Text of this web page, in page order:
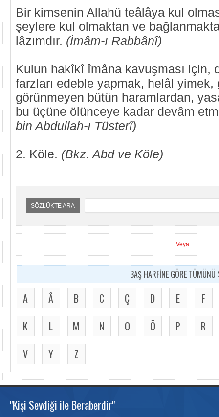
Bir kimsenin Allahü teâlâya kul
şeylere kul olmaktan ve
lâzımdır. (İmâm-ı Rabbânî)
Kulun hakîkî îmâna kavuşması için,
farzları edeble yapmak, helâl yimek,
görünmeyen bütün haramlardan,
bu üçüne ölünceye kadar devâm
bin Abdullah-ı Tüsterî)
2. Köle. (Bkz. Abd ve Köle)
SÖZLÜKTE ARA
Veya
BAŞ HARFİNE GÖRE TÜMÜNÜ
A Â B C Ç D E
F
K
L M N O Ö P
R
V
Y Z
"Kişi Sevdiği ile Beraberdir"